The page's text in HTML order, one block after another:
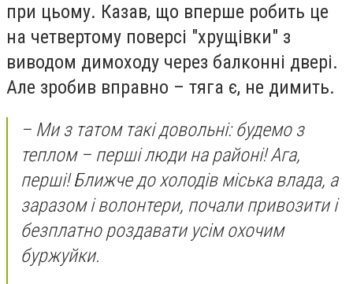
при цьому. Казав, що вперше робить це
на четвертому поверсі "хрущівки" з
виводом димоходу через балконні двері.
Але зробив вправно – тяга є, не димить.
– Ми з татом такі довольні: будемо з
теплом – перші люди на районі! Ага,
перші! Ближче до холодів міська влада, а
заразом і волонтери, почали привозити і
безплатно роздавати усім охочим
буржуйки.